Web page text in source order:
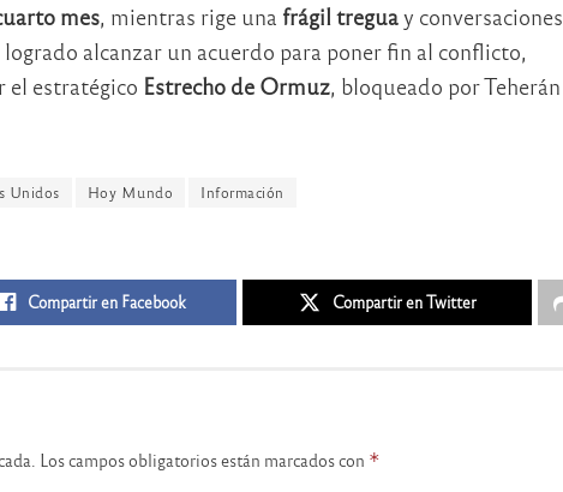
mes, mientras rige una frágil treguay conversaciones
alcanzar un acuerdo para poner fin al conflicto,
el estratégico Estrecho de Ormuz, bloqueado por Teherán
Unidos Hoy Mundo Información
Compartir en Facebook Compartir en Twitter
Los campos obligatorios están marcados con *